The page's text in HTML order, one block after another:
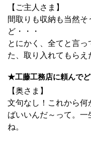
【ご主人さま】
間取りも収納も当然
ど・・・
とにかく、全てと言
た、取り入れてもらえ
★工藤工務店に頼んでど
【奥さま】
文句なし！これから
ばいいんだ～って。
ね。